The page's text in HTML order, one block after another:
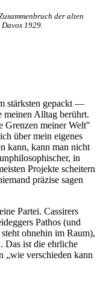
der alten
1929.
stärksten gepackt —
meinen Alltag berührt.
Grenzen meiner Welt"
über mein eigenes
kann, kann man nicht
in
Projekte scheitern
präzise sagen
Partei. Cassirers
Pathos (und
ohnehin im Raum),
Das ist die ehrliche
verschieden kann